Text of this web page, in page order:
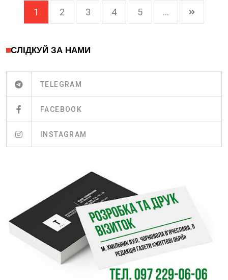
1 2 3 4 5 ...
СЛІДКУЙ ЗА НАМИ
TELEGRAM
FACEBOOK
INSTAGRAM